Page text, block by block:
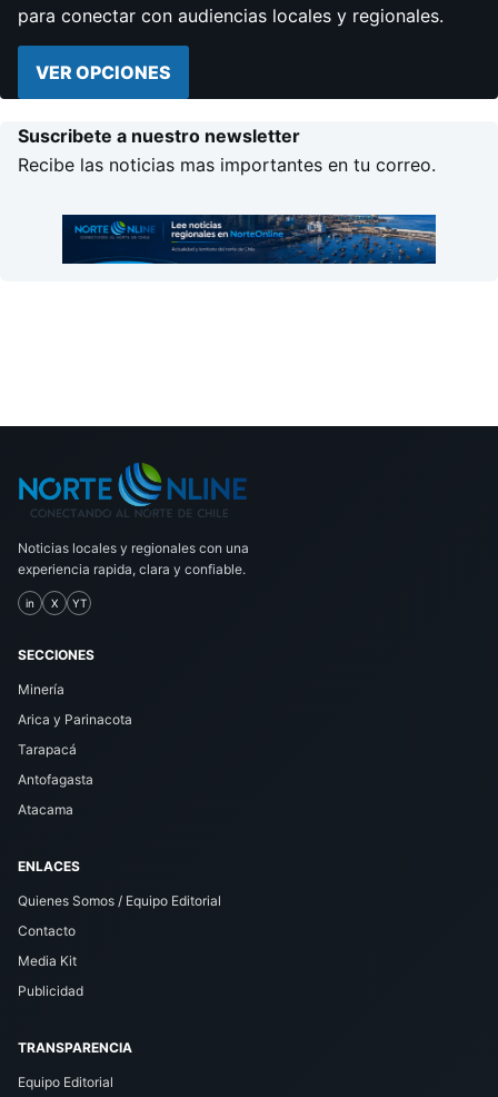
para conectar con audiencias locales y regionales.
VER OPCIONES
Suscribete a nuestro newsletter
Recibe las noticias mas importantes en tu correo.
Noticias locales y regionales con una
experiencia rapida, clara y confiable.
in X YT
SECCIONES
Minería
Arica y Parinacota
Tarapacá
Antofagasta
Atacama
ENLACES
Quienes Somos / Equipo Editorial
Contacto
Media Kit
Publicidad
TRANSPARENCIA
Equipo Editorial